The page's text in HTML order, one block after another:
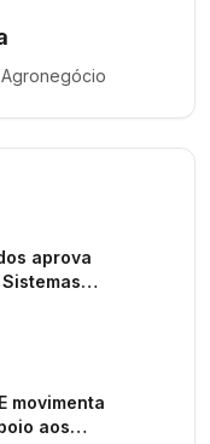
Agronegócio
aprova
movimenta
aos